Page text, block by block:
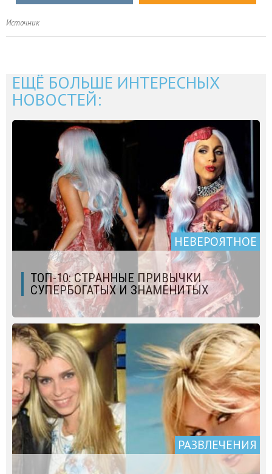
Источник
ЕЩЁ БОЛЬШЕ ИНТЕРЕСНЫХ
НОВОСТЕЙ:
НЕВЕРОЯТНОЕ
ТОП-10: СТРАННЫЕ ПРИВЫЧКИ
СУПЕРБОГАТЫХ И ЗНАМЕНИТЫХ
РАЗВЛЕЧЕНИЯ